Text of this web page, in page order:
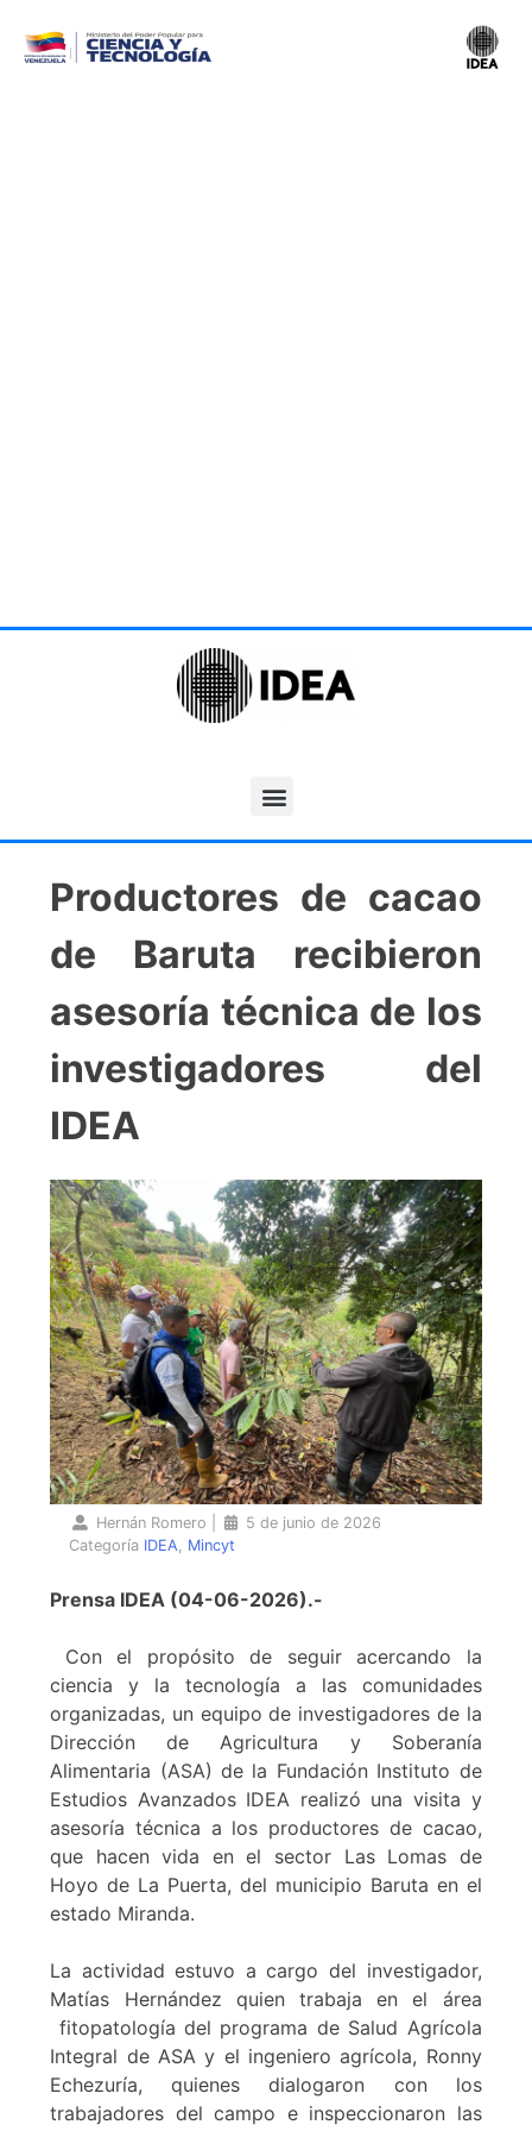
Productores de cacao
de Baruta recibieron
asesoría técnica de los
investigadores del
IDEA
Hernán Romero
5 de junio de 2026
Categoría IDEA Mincyt
Prensa IDEA (04-06-2026).-
Con el propósito de seguir acercando la
ciencia y la tecnología a las comunidades
organizadas, un equipo de investigadores de la
Dirección de Agricultura y Soberanía
Alimentaria (ASA) de la Fundación Instituto de
Estudios Avanzados IDEA realizó una visita y
asesoría técnica a los productores de cacao,
que hacen vida en el sector Las Lomas de
Hoyo de La Puerta, del municipio Baruta en el
estado Miranda.
La actividad estuvo a cargo del investigador,
Matías Hernández quien trabaja en el área
fitopatología del programa de Salud Agrícola
Integral de ASA y el ingeniero agrícola, Ronny
Echezuría, quienes dialogaron con los
trabajadores del campo e inspeccionaron las